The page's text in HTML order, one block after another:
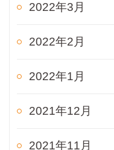
2022年3月
2022年2月
2022年1月
2021年12月
2021年11月